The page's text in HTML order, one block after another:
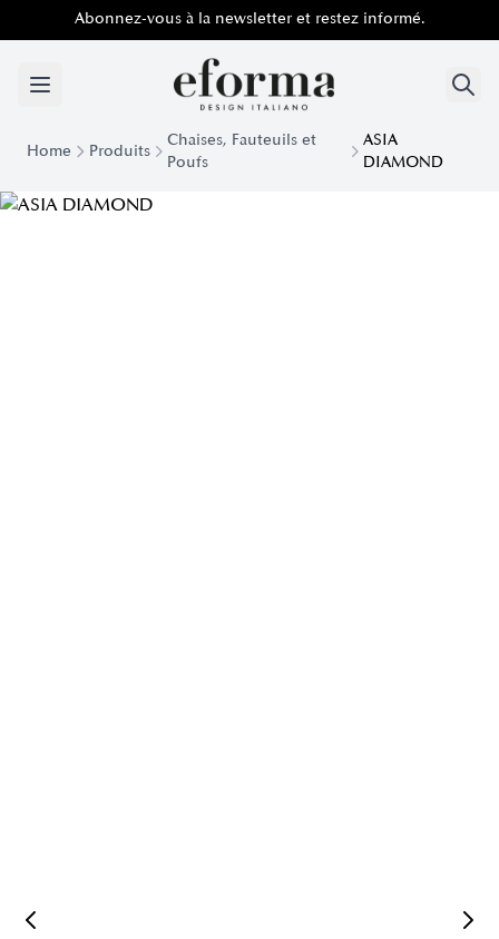
Abonnez-vous à la newsletter et restez informé.
Home Produits
Chaises, Fauteuils et
Poufs
ASIA
DIAMOND
Chaise rembourrée Asia Diamond | Eforma